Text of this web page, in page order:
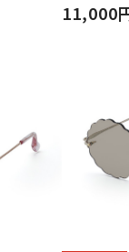
11,000